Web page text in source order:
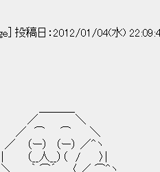
投稿日：2012/01/04(水)
＼
） ／^ヽ
）（ / 〉|